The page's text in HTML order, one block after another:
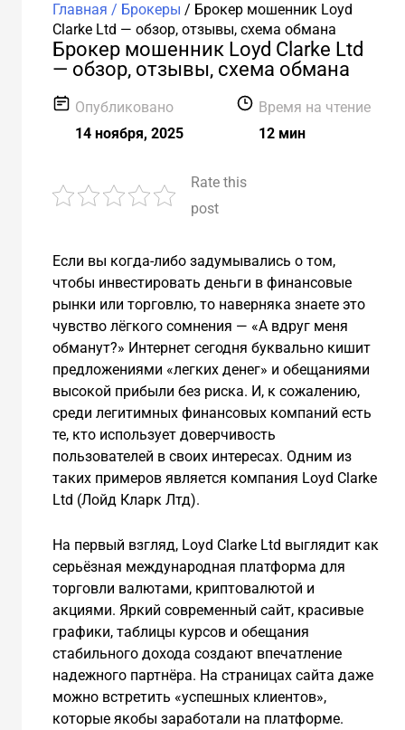
Главная / Брокеры / Брокер мошенник Loyd
Clarke Ltd — обзор, отзывы, схема обмана
Брокер мошенник Loyd Clarke Ltd
— обзор, отзывы, схема обмана
Опубликовано
14 ноября, 2025
Время на чтение
12 мин
Rate this
post
Если вы когда-либо задумывались о том,
чтобы инвестировать деньги в финансовые
рынки или торговлю, то наверняка знаете это
чувство лёгкого сомнения — «А вдруг меня
обманут?» Интернет сегодня буквально кишит
предложениями «легких денег» и обещаниями
высокой прибыли без риска. И, к сожалению,
среди легитимных финансовых компаний есть
те, кто использует доверчивость
пользователей в своих интересах. Одним из
таких примеров является компания Loyd Clarke
Ltd (Лойд Кларк Лтд).
На первый взгляд, Loyd Clarke Ltd выглядит как
серьёзная международная платформа для
торговли валютами, криптовалютой и
акциями. Яркий современный сайт, красивые
графики, таблицы курсов и обещания
стабильного дохода создают впечатление
надежного партнёра. На страницах сайта даже
можно встретить «успешных клиентов»,
которые якобы заработали на платформе.